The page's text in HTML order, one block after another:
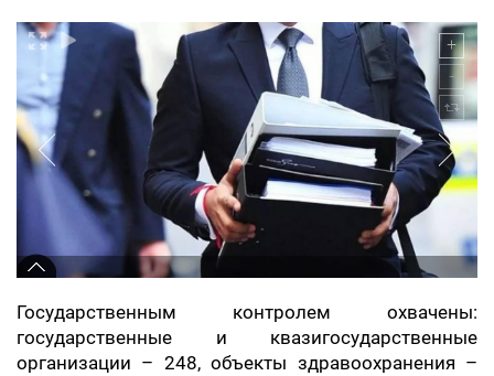
Государственным контролем охвачены:
государственные и квазигосударственные
организации – 248, объекты здравоохранения –